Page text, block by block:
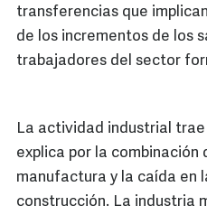
transferencias que
de los incrementos de los
trabajadores del sector
La actividad industrial
explica por la combinación
manufactura y la caída en
construcción. La industria